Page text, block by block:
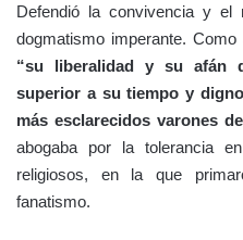
Defendió la convivencia y el
dogmatismo imperante.
“su liberalidad y su afán
superior a su tiempo y
más esclarecidos varones
abogaba por la tolerancia
religiosos, en la que
fanatismo.